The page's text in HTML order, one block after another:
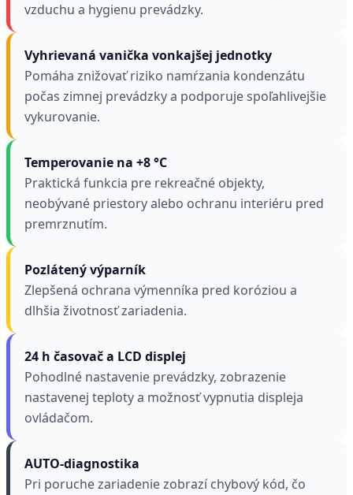
vzduchu a hygienu prevádzky.
Vyhrievaná vanička vonkajšej jednotky
Pomáha znižovať riziko namŕzania kondenzátu
počas zimnej prevádzky a podporuje spoľahlivejšie
vykurovanie.
Temperovanie na +8 °C
Praktická funkcia pre rekreačné objekty,
neobývané priestory alebo ochranu interiéru pred
premrznutím.
Pozlátený výparník
Zlepšená ochrana výmenníka pred koróziou a
dlhšia životnosť zariadenia.
24 h časovač a LCD displej
Pohodlné nastavenie prevádzky, zobrazenie
nastavenej teploty a možnosť vypnutia displeja
ovládačom.
AUTO-diagnostika
Pri poruche zariadenie zobrazí chybový kód, čo